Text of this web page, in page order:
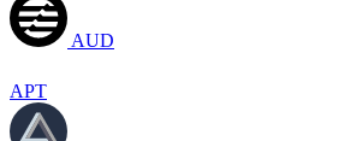
AUD
APT